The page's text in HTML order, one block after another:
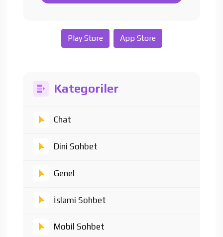
Play Store App Store
Kategoriler
Chat
Dini Sohbet
Genel
İslami Sohbet
Mobil Sohbet